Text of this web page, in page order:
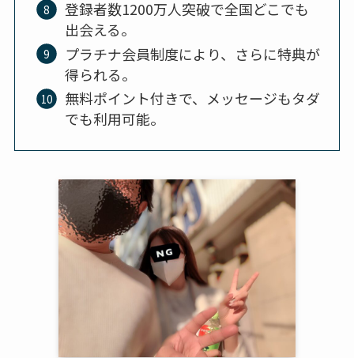
登録者数1200万人突破で全国どこでも
出会える。
プラチナ会員制度により、さらに特典が
得られる。
無料ポイント付きで、メッセージもタダ
でも利用可能。